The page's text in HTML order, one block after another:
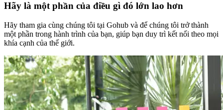
Hãy là một phần của điều gì đó lớn lao hơn
Hãy tham gia cùng chúng tôi tại Gohub và để chúng tôi trở thành
một phần trong hành trình của bạn, giúp bạn duy trì kết nối theo mọi
khía cạnh của thế giới.